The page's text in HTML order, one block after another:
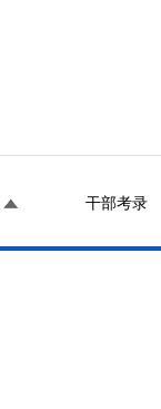
干部考录